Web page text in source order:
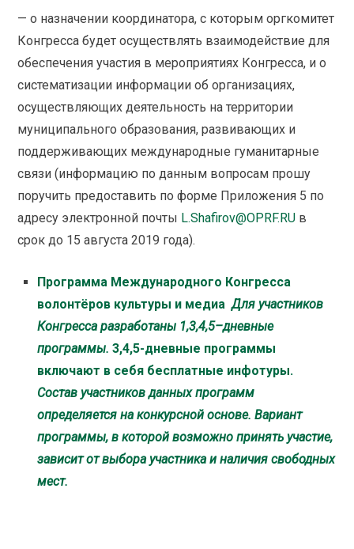
— о назначении координатора, с которым оргкомитет
Конгресса будет осуществлять взаимодействие для
обеспечения участия в мероприятиях Конгресса, и о
систематизации информации об организациях,
осуществляющих деятельность на территории
муниципального образования, развивающих и
поддерживающих международные гуманитарные
связи (информацию по данным вопросам прошу
поручить предоставить по форме Приложения 5 по
адресу электронной почты L.Shafirov@OPRF.RU в
срок до 15 августа 2019 года).
Программа Международного Конгресса
волонтёров культуры и медиаДля участников
Конгресса разработаны 1,3,4,5–дневные
программы.3,4,5-дневные программы
включают в себя бесплатные инфотуры.
Состав участников данных программ
определяется на конкурсной основе. Вариант
программы, в которой возможно принять участие,
зависит от выбора участника и наличия свободных
мест.